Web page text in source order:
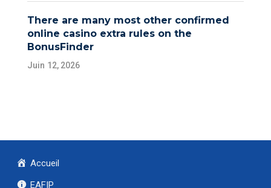
There are many most other confirmed
online casino extra rules on the
BonusFinder
Juin 12, 2026
Accueil
EAFIP